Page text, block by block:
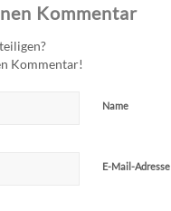
Kommentar
Kommentar!
Name
E-Mail-Adresse